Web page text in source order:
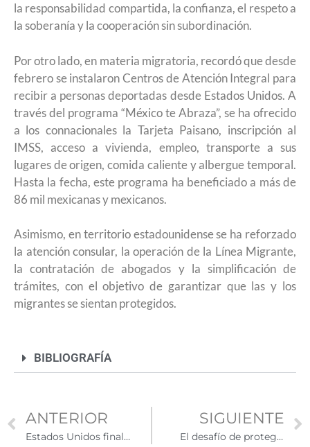
la responsabilidad compartida, la confianza, el respeto a
la soberanía y la cooperación sin subordinación.
Por otro lado, en materia migratoria, recordó que desde
febrero se instalaron Centros de Atención Integral para
recibir a personas deportadas desde Estados Unidos. A
través del programa “México te Abraza”, se ha ofrecido
a los connacionales la Tarjeta Paisano, inscripción al
IMSS, acceso a vivienda, empleo, transporte a sus
lugares de origen, comida caliente y albergue temporal.
Hasta la fecha, este programa ha beneficiado a más de
86 mil mexicanas y mexicanos.
Asimismo, en territorio estadounidense se ha reforzado
la atención consular, la operación de la Línea Migrante,
la contratación de abogados y la simplificación de
trámites, con el objetivo de garantizar que las y los
migrantes se sientan protegidos.
BIBLIOGRAFÍA
ANTERIOR
Estados Unidos finaliza el Estatus de Protección Temporal para venezolanos
SIGUIENTE
El desafío de proteger a la comunidad mexicana en Los Ángeles